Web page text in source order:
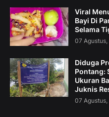
Viral
Bayi Di
Selama
07
Diduga
Pontang:
Ukuran
Juknis
07